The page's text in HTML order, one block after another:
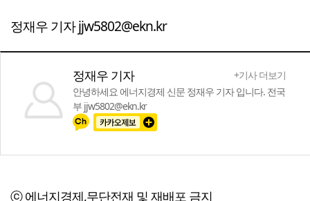
정재우 기자 jjw5802@ekn.kr
정재우 기자
+기사 더보기
안녕하세요 에너지경제 신문 정재우 기자 입니다. 전국
부 jjw5802@ekn.kr
ⓒ 에너지경제,무단전재 및 재배포 금지